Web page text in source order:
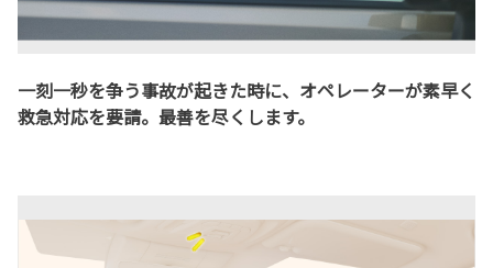
一刻一秒を争う事故が起きた時に、オペレーターが素早く
救急対応を要請。最善を尽くします。